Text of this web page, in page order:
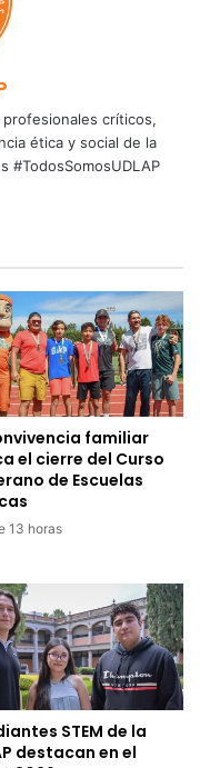
críticos,
ética y social de la
#TodosSomosUDLAP
familiar
el cierre del Curso
de Escuelas
13 horas
STEM de la
destacan en el